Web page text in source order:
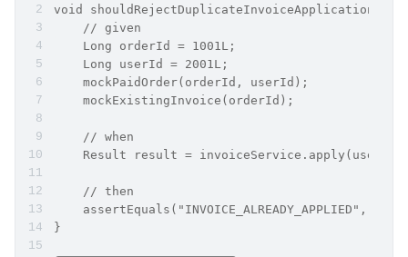
void shouldRejectDuplicateInvoiceApplication() {
    // given
    Long orderId = 1001L;
    Long userId = 2001L;
    mockPaidOrder(orderId, userId);
    mockExistingInvoice(orderId);
    // when
Result result =
    // then
assertEquals("INVOICE_ALREADY_APPLIED",
}